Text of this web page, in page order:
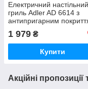
Електричний настільний
гриль Adler AD 6614 з
антипригарним
плоским і рифленою
платфомою 3000 Вт
1 979 ₴
Купити
Акційні пропозиції